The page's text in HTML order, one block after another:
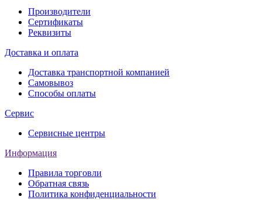
Производители
Сертификаты
Реквизиты
Доставка и оплата
Доставка транспортной компанией
Самовывоз
Способы оплаты
Сервис
Сервисные центры
Информация
Правила торговли
Обратная связь
Политика конфиденциальности